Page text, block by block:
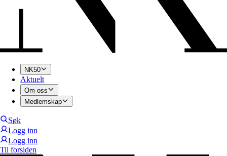
NK50
Aktuelt
Om oss
Medlemskap
Søk
Logg inn
Logg inn
Til forsiden